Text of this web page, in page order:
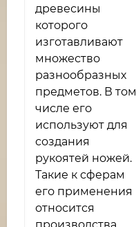
древесины
которого
изготавливают
множество
разнообразных
предметов. В том
числе его
используют для
создания
рукоятей ножей.
Такие к сферам
его применения
относится
производства